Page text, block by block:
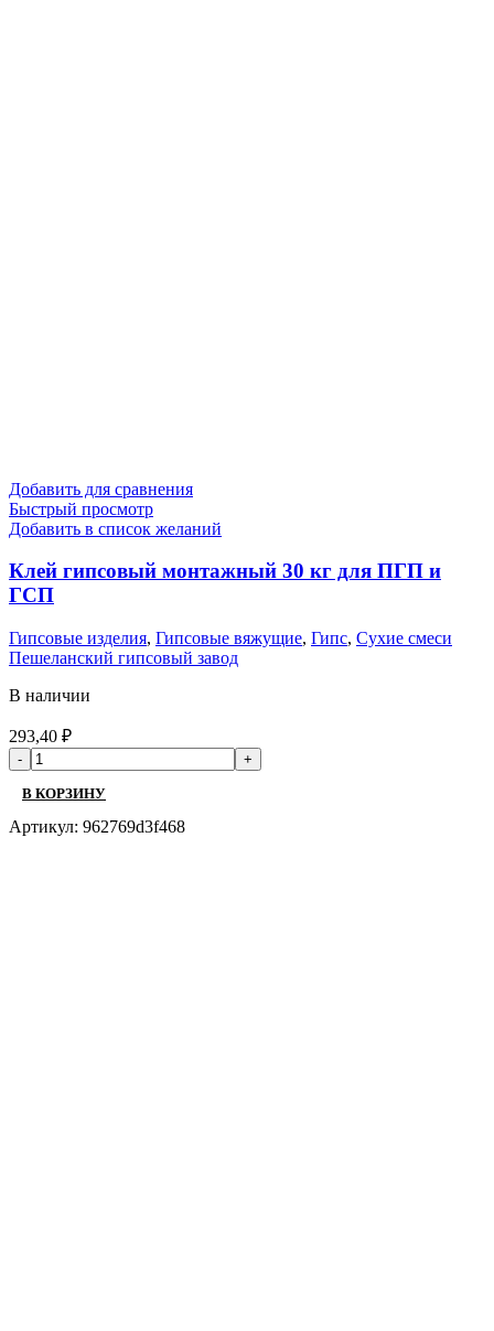
Добавить для сравнения
Быстрый просмотр
Добавить в список желаний
Клей гипсовый монтажный 30 кг для ПГП и
ГСП
Гипсовые изделия, Гипсовые вяжущие, Гипс, Сухие смеси
Пешеланский гипсовый завод
В наличии
293,40 ₽
В КОРЗИНУ
Артикул: 962769d3f468